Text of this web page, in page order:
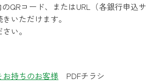
QRコード、またはURL（各銀行申込サ
いただけます。
い。
持ちのお客様 PDFチラシ